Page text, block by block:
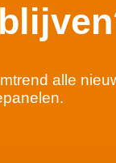
alle